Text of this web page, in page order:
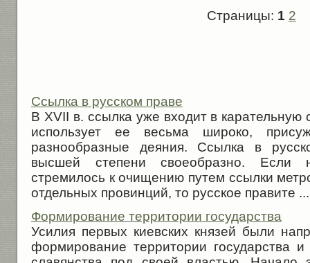
Страницы: 1 2
Ссылка в русском праве
В XVII в. ссылка уже входит в
использует ее весьма широко,
разнообразные деяния. Ссылка в
высшей степени своеобразно. Если
стремилось к очищению путем ссылки
отдельных провинций, то русское правите ...
Формирование территории государства
Усилия первых киевских князей были
формирование территории государства и